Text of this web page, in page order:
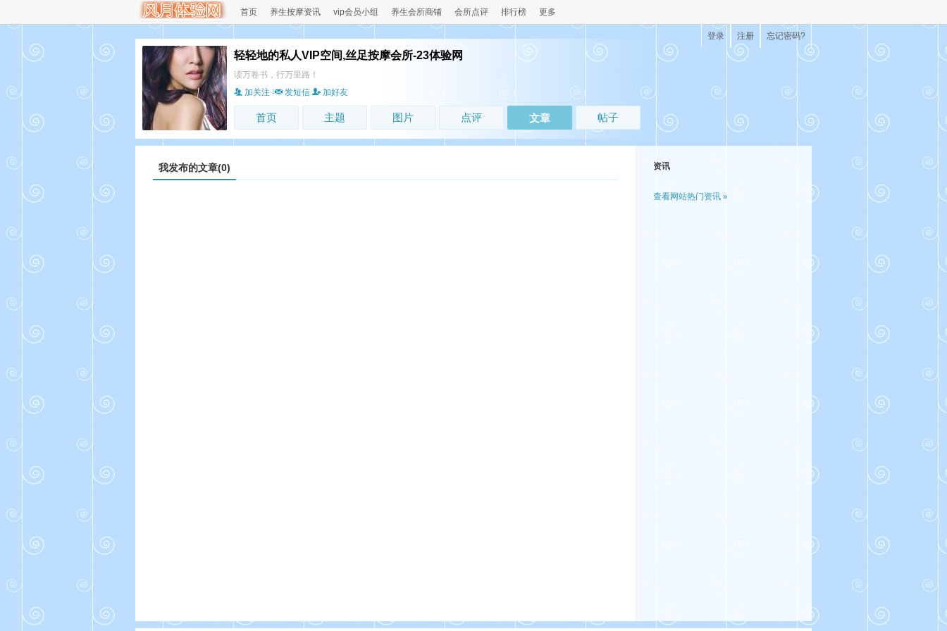
首页 养生按摩资讯 vip会员小组 养生会所商铺 会所点评 排行榜 更多
忘记密码?
注册
登录
轻轻地的私人VIP空间,丝足按摩会所-23体验网
读万卷书，行万里路！
加关注
发短信 加好友
首页 主题 图片 点评 文章 帖子
我发布的文章(0) 资讯
查看网站热门资讯 »